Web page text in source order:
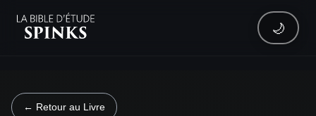
🌙
← Retour au Livre